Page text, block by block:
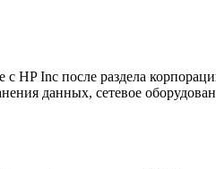
с HP Inc после раздела
данных, сетевое